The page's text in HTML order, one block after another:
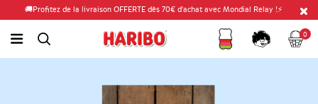
🚚Profitez de la livraison OFFERTE dès 70€ d'achat avec Mondial Relay !⚡
link.header.menu.label
simplesearch.search.label Fidélité
Compte
Panier
0